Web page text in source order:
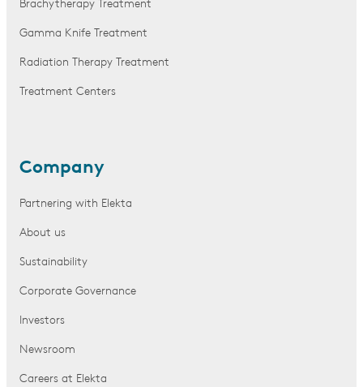
Brachytherapy Treatment
Gamma Knife Treatment
Radiation Therapy Treatment
Treatment Centers
Company
Partnering with Elekta
About us
Sustainability
Corporate Governance
Investors
Newsroom
Careers at Elekta